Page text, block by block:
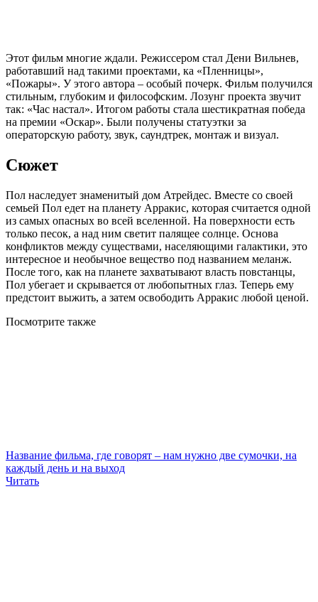
Этот фильм многие ждали. Режиссером стал Дени Вильнев,
работавший над такими проектами, ка «Пленницы»,
«Пожары». У этого автора – особый почерк. Фильм получился
стильным, глубоким и философским. Лозунг проекта звучит
так: «Час настал». Итогом работы стала шестикратная победа
на премии «Оскар». Были получены статуэтки за
операторскую работу, звук, саундтрек, монтаж и визуал.
Сюжет
Пол наследует знаменитый дом Атрейдес. Вместе со своей
семьей Пол едет на планету Арракис, которая считается одной
из самых опасных во всей вселенной. На поверхности есть
только песок, а над ним светит палящее солнце. Основа
конфликтов между существами, населяющими галактики, это
интересное и необычное вещество под названием меланж.
После того, как на планете захватывают власть повстанцы,
Пол убегает и скрывается от любопытных глаз. Теперь ему
предстоит выжить, а затем освободить Арракис любой ценой.
Посмотрите также
Название фильма, где говорят – нам нужно две сумочки, на
каждый день и на выход
Читать